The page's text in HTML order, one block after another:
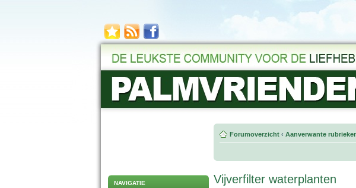
NAVIGATIE
Forumoverzicht ‹ Aanverwante
Vijverfilter waterplanten